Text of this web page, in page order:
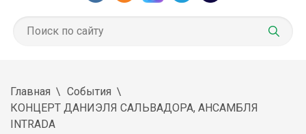
Главная
События
КОНЦЕРТ ДАНИЭЛЯ САЛЬВАДОРА, АНСАМБЛЯ
INTRADА